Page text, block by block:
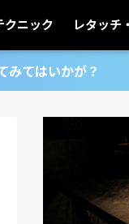
クニック レタッチ
てはいかが？